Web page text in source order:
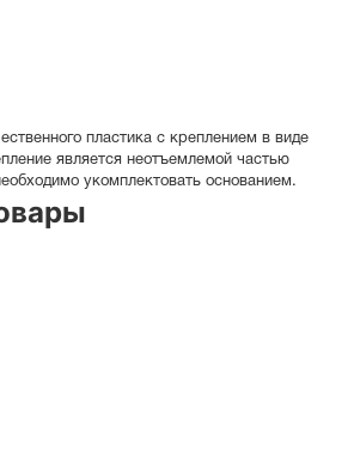
пластика с креплением в виде
является неотъемлемой частью
укомплектовать основанием.